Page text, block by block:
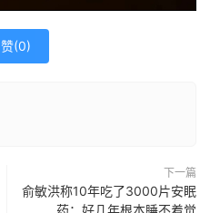
赞(0)
下一篇
俞敏洪称10年吃了3000片安眠